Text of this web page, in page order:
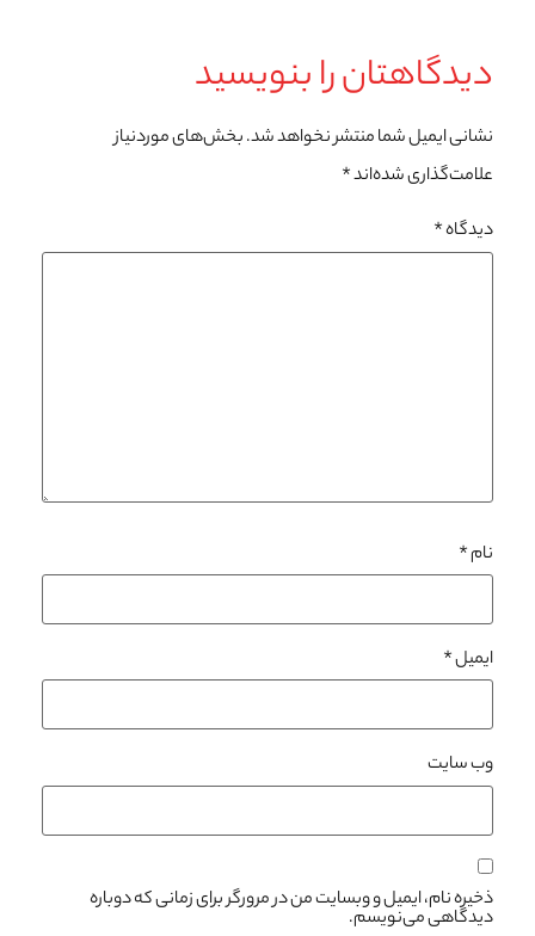
دیدگاهتان را بنویسید
نشانی ایمیل شما منتشر نخواهد شد.بخش‌های موردنیاز
علامت‌گذاری شده‌اند*
دیدگاه*
نام*
ایمیل*
وب‌ سایت
ذخیره نام، ایمیل و وبسایت من در مرورگر برای زمانی که دوباره
دیدگاهی می‌نویسم.